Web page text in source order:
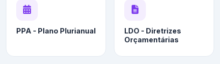
PPA - Plano Plurianual
LDO - Diretrizes
Orçamentárias